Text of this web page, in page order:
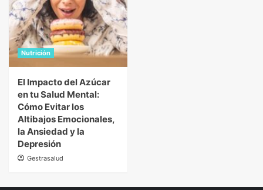
Nutrición
El Impacto del Azúcar
en tu Salud Mental:
Cómo Evitar los
Altibajos Emocionales,
la Ansiedad y la
Depresión
Gestrasalud